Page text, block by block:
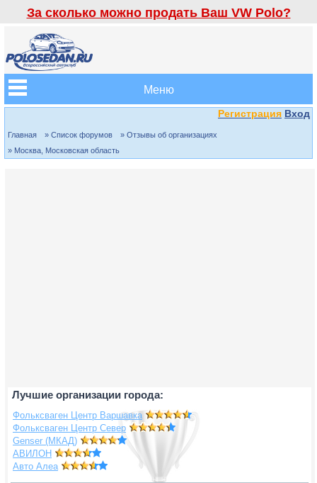
За сколько можно продать Ваш VW Polo?
Меню
Регистрация Вход
Главная » Список форумов
» Отзывы об организациях
» Москва, Московская область
Лучшие организации города:
Фольксваген Центр Варшавка
Фольксваген Центр Север
Genser (МКАД)
АВИЛОН
Авто Алеа